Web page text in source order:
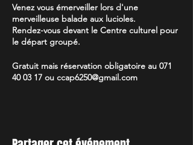
Venez vous émerveiller lors d'une
merveilleuse balade aux lucioles.
Rendez-vous devant le Centre culturel pour
le départ groupé.
Gratuit mais réservation obligatoire au 071
40 03 17 ou ccap6250@gmail.com